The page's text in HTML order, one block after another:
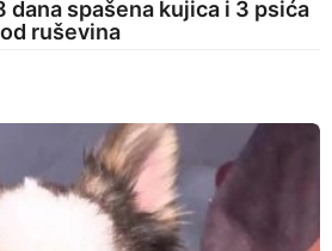
dana spašena kujica i 3 psića
ruševina